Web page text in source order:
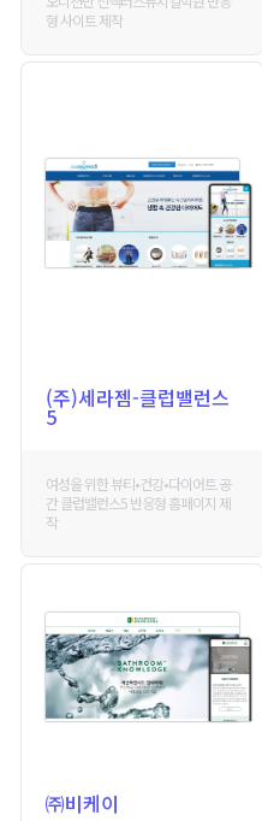
형 사이트 제작
(주)세라젬-클럽밸런스
5
여성을 위한 뷰티•건강•다이어트 공
간 클럽밸런스5 반응형 홈페이지 제
작
㈜비케이